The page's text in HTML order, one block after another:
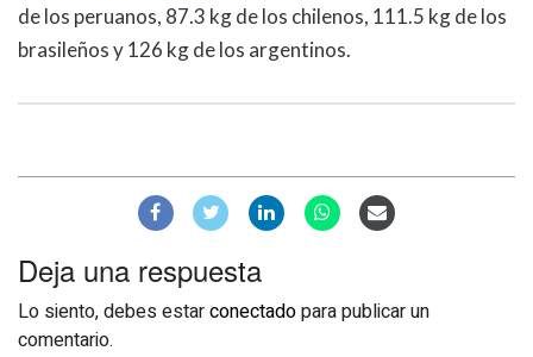
de los peruanos, 87.3 kg de los chilenos, 111.5 kg de los
brasileños y 126 kg de los argentinos.
Deja una respuesta
Lo siento, debes estarconectadopara publicar un
comentario.